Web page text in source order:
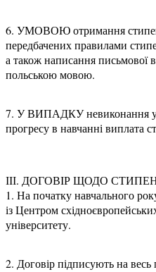
6. УМОВОЮ отримання
передбачених правилами
а також написання письмової
польською мовою.
7. У ВИПАДКУ невиконання
прогресу в навчанні виплата
ІІІ. ДОГОВІР ЩОДО
1. На початку навчального
із Центром
університету.
2. Договір підписують на весь